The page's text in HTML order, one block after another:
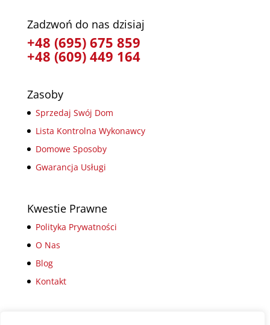
Zadzwoń do nas dzisiaj
+48 (695) 675 859
+48 (609) 449 164
Zasoby
Sprzedaj Swój Dom
Lista Kontrolna Wykonawcy
Domowe Sposoby
Gwarancja Usługi
Kwestie Prawne
Polityka Prywatności
O Nas
Blog
Kontakt